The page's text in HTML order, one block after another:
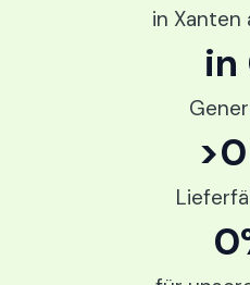
in Xanten
in
>0
0